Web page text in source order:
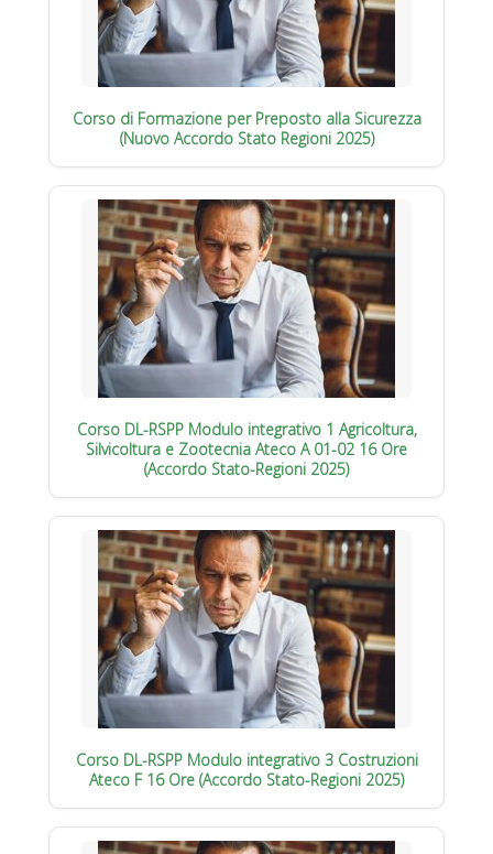
Corso di Formazione per Preposto alla Sicurezza
(Nuovo Accordo Stato Regioni 2025)
Corso DL-RSPP Modulo integrativo 1 Agricoltura,
Silvicoltura e Zootecnia Ateco A 01-02 16 Ore
(Accordo Stato-Regioni 2025)
Corso DL-RSPP Modulo integrativo 3 Costruzioni
Ateco F 16 Ore (Accordo Stato-Regioni 2025)